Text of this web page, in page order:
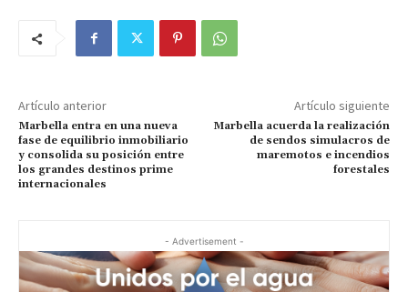
Artículo anterior
Marbella entra en una nueva
fase de equilibrio inmobiliario
y consolida su posición entre
los grandes destinos prime
internacionales
Artículo siguiente
Marbella acuerda la realización
de sendos simulacros de
maremotos e incendios
forestales
- Advertisement -